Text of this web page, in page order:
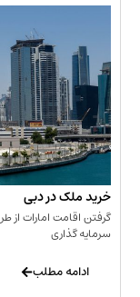
در دبی
امارات از طریق خرید ملک